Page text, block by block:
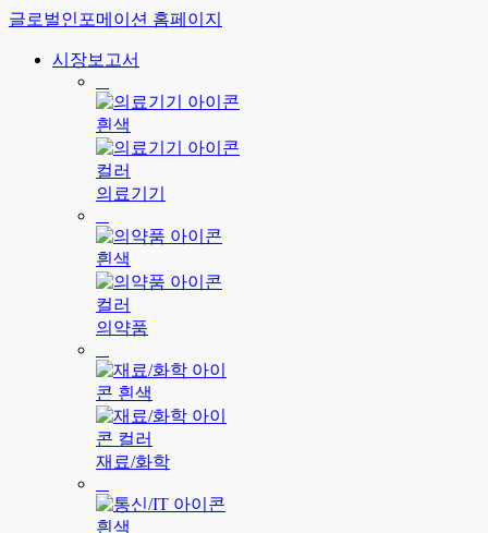
글로벌인포메이션 홈페이지
시장보고서
의료기기
의약품
재료/화학